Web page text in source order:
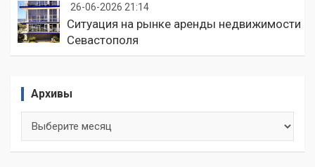
26-06-2026 21:14
Ситуация на рынке аренды недвижимости
Севастополя
Архивы